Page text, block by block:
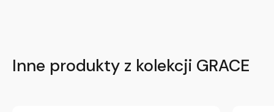
Inne produkty z kolekcji GRACE